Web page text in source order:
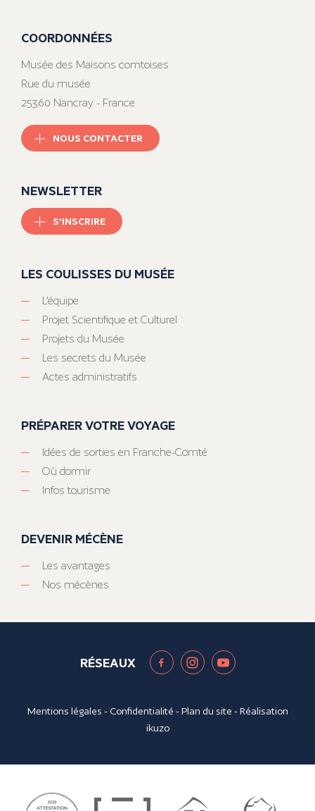
COORDONNÉES
Musée des Maisons comtoises
Rue du musée
25360 Nancray - France
NOUS CONTACTER
NEWSLETTER
S'INSCRIRE
LES COULISSES DU MUSÉE
L’équipe
Projet Scientifique et Culturel
Projets du Musée
Les secrets du Musée
Actes administratifs
PRÉPARER VOTRE VOYAGE
Idées de sorties en Franche-Comté
Où dormir
Infos tourisme
DEVENIR MÉCÈNE
Les avantages
Nos mécènes
RÉSEAUX
Mentions légales - Confidentialité -Plan du site - Réalisation
ikuzo